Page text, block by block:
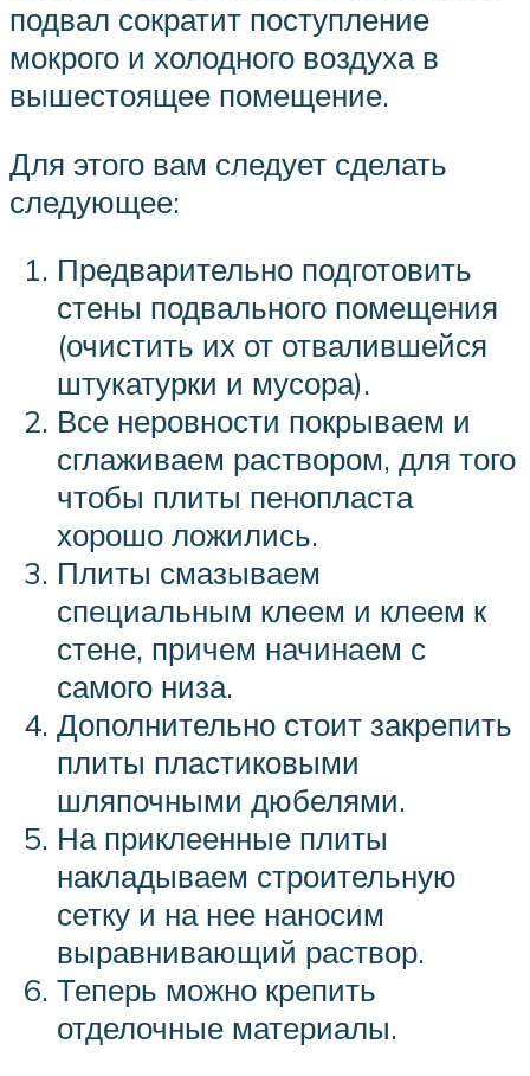
подвал сократит поступление
мокрого и холодного воздуха в
вышестоящее помещение.
Для этого вам следует сделать
следующее:
Предварительно подготовить
стены подвального помещения
(очистить их от отвалившейся
штукатурки и мусора).
Все неровности покрываем и
сглаживаем раствором, для того
чтобы плиты пенопласта
хорошо ложились.
Плиты смазываем
специальным клеем и клеем к
стене, причем начинаем с
самого низа.
Дополнительно стоит закрепить
плиты пластиковыми
шляпочными дюбелями.
На приклеенные плиты
накладываем строительную
сетку и на нее наносим
выравнивающий раствор.
Теперь можно крепить
отделочные материалы.